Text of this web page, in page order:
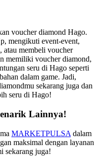
voucher diamond Hago.
mengikuti event-event,
atau membeli voucher
memiliki voucher diamond,
seru di Hago seperti
dalam game. Jadi,
sekarang juga dan
seru di Hago!
Lainnya!
MARKETPULSA dalam
maksimal dengan layanan
sekarang juga!